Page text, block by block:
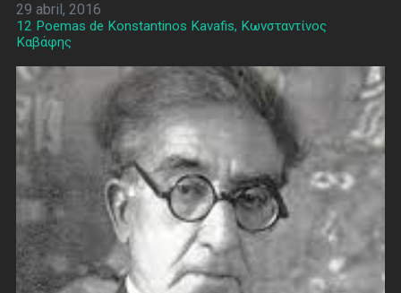
29 abril, 2016
12 Poemas de Konstantinos Kavafis, Κωνσταντίνος
Καβάφης